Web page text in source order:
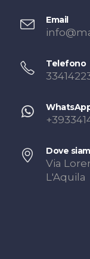
Email
Telefono
Dove
Via
L'Aquila